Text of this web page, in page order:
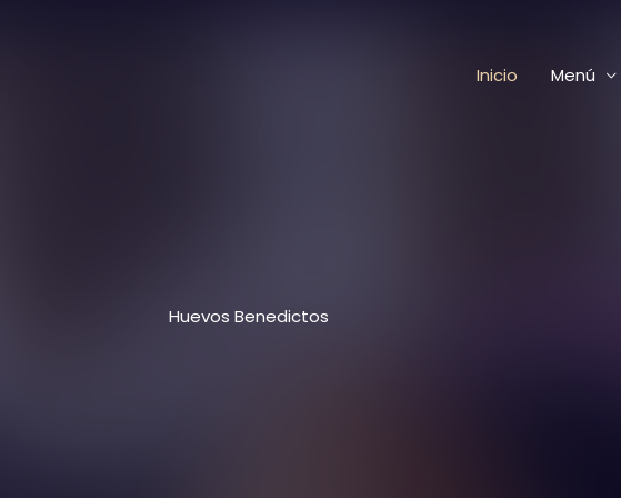
Inicio Menú
Huevos Benedictos